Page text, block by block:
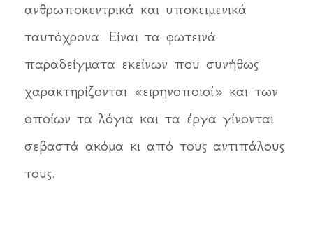
ανθρωποκεντρικά και υποκειμενικά
ταυτόχρονα. Είναι τα φωτεινά
παραδείγματα εκείνων που συνήθως
χαρακτηρίζονται «ειρηνοποιοί» και των
οποίων τα λόγια και τα έργα γίνονται
σεβαστά ακόμα κι από τους αντιπάλους
τους.